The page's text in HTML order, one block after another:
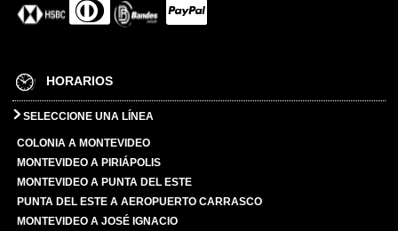
HORARIOS
SELECCIONE UNA LÍNEA
COLONIA A MONTEVIDEO
MONTEVIDEO A PIRIÁPOLIS
MONTEVIDEO A PUNTA DEL ESTE
PUNTA DEL ESTE A AEROPUERTO CARRASCO
MONTEVIDEO A JOSÉ IGNACIO